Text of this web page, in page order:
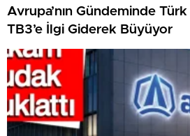
Avrupa’nın Gündeminde Türk
TB3’e İlgi Giderek Büyüyor